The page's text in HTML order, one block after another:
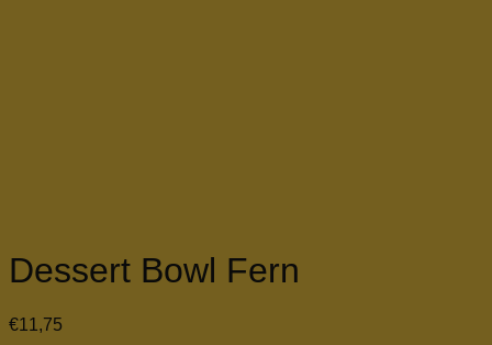
Dessert Bowl Fern
€11,75